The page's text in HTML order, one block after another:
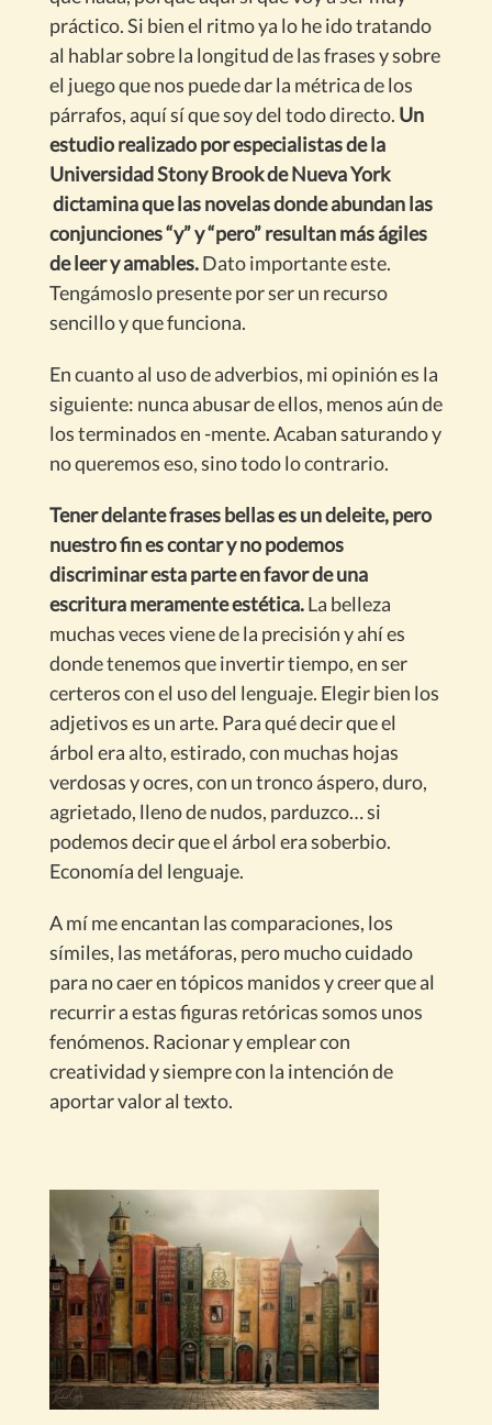
práctico. Si bien el ritmo ya lo he ido tratando
al hablar sobre la longitud de las frases y sobre
el juego que nos puede dar la métrica de los
párrafos, aquí sí que soy del todo directo. Un
estudio realizado por especialistas de la
Universidad Stony Brook de Nueva York
dictamina que las novelas donde abundan las
conjunciones “y” y “pero” resultan más ágiles
de leer y amables.Dato importante este.
Tengámoslo presente por ser un recurso
sencillo y que funciona.
En cuanto al uso de adverbios, mi opinión es la
siguiente: nunca abusar de ellos, menos aún de
los terminados en -mente. Acaban saturando y
no queremos eso, sino todo lo contrario.
Tener delante frases bellas es un deleite, pero
nuestro fin es contar y no podemos
discriminar esta parte en favor de una
escritura meramente estética.La belleza
muchas veces viene de la precisión y ahí es
donde tenemos que invertir tiempo, en ser
certeros con el uso del lenguaje. Elegir bien los
adjetivos es un arte. Para qué decir que el
árbol era alto, estirado, con muchas hojas
verdosas y ocres, con un tronco áspero, duro,
agrietado, lleno de nudos, parduzco… si
podemos decir que el árbol era soberbio.
Economía del lenguaje.
A mí me encantan las comparaciones, los
símiles, las metáforas, pero mucho cuidado
para no caer en tópicos manidos y creer que al
recurrir a estas figuras retóricas somos unos
fenómenos. Racionar y emplear con
creatividad y siempre con la intención de
aportar valor al texto.